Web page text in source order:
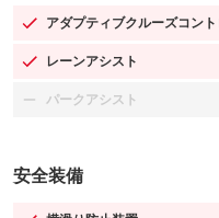
アダプティブクルーズコン
：装備あり
レーンアシスト
：装備あり
パークアシスト
：装備なし
安全装備